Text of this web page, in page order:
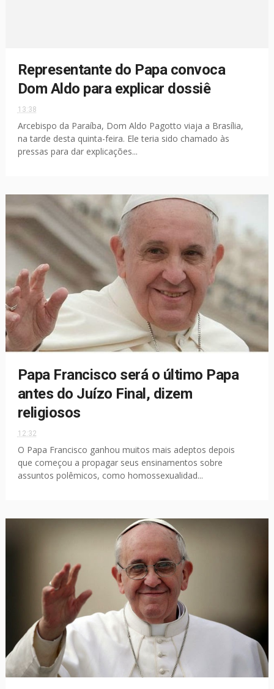
Representante do Papa convoca
Dom Aldo para explicar dossiê
13:38
Arcebispo da Paraíba, Dom Aldo Pagotto viaja a Brasília,
na tarde desta quinta-feira. Ele teria sido chamado às
pressas para dar explicações...
Papa Francisco será o último Papa
antes do Juízo Final, dizem
religiosos
12:32
O Papa Francisco ganhou muitos mais adeptos depois
que começou a propagar seus ensinamentos sobre
assuntos polêmicos, como homossexualidad...